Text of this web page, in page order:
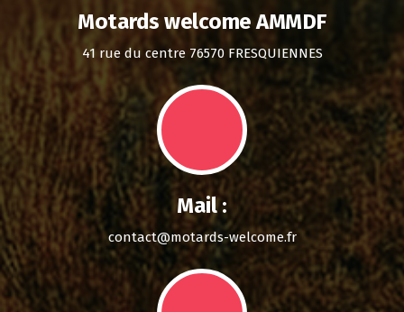
Motards welcome AMMDF
41 rue du centre 76570 FRESQUIENNES
Mail :
contact@motards-welcome.fr